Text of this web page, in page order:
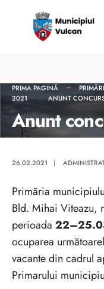
PRIMA PAGINĂ
2021
ANUNT
Anunt
26.02.2021 |
Primăria
Bld. Mihai Viteazu,
perioada
ocuparea
vacante din cadrul
Primarului